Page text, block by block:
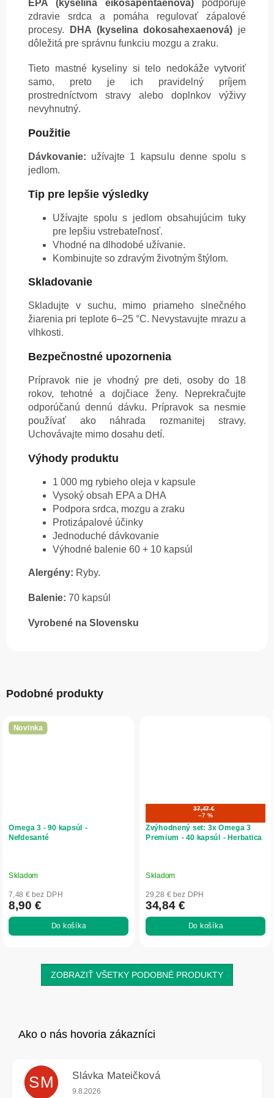
EPA (kyselina eikosapentaenová) podporuje
zdravie srdca a pomáha regulovať zápalové
procesy.
DHA (kyselina dokosahexaenová) je
dôležitá pre správnu funkciu mozgu a zraku.
Tieto mastné kyseliny si telo nedokáže vytvoriť
samo, preto je ich pravidelný príjem
prostredníctvom stravy alebo doplnkov výživy
nevyhnutný.
Použitie
Dávkovanie: užívajte 1 kapsulu denne spolu s
jedlom.
Tip pre lepšie výsledky
Užívajte spolu s jedlom obsahujúcim tuky
pre lepšiu vstrebateľnosť.
Vhodné na dlhodobé užívanie.
Kombinujte so zdravým životným štýlom.
Skladovanie
Skladujte v suchu, mimo priameho slnečného
žiarenia pri teplote 6–25 °C. Nevystavujte mrazu a
vlhkosti.
Bezpečnostné upozornenia
Prípravok nie je vhodný pre deti, osoby do 18
rokov, tehotné a dojčiace ženy. Neprekračujte
odporúčanú dennú dávku. Prípravok sa nesmie
používať ako náhrada rozmanitej stravy.
Uchovávajte mimo dosahu detí.
Výhody produktu
1 000 mg rybieho oleja v kapsule
Vysoký obsah EPA a DHA
Podpora srdca, mozgu a zraku
Protizápalové účinky
Jednoduché dávkovanie
Výhodné balenie 60 + 10 kapsúl
Alergény: Ryby.
Balenie: 70 kapsúl
Vyrobené na Slovensku
Podobné produkty
Novinka
Omega 3 - 90 kapsúl -
Nefdesanté
Skladom
7,48 € bez DPH
8,90 €
Do košíka
37,47 €
–7 %
Zvýhodnený set: 3x Omega 3
Premium - 40 kapsúl - Herbatica
Skladom
29,28 € bez DPH
34,84 €
Do košíka
ZOBRAZIŤ VŠETKY PODOBNÉ PRODUKTY
SM Slávka Mateičková
Hodnotenie obchodu je 5 z 5 hviezdičiek.
9.8.2026